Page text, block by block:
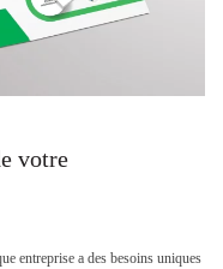
votre
entreprise a des besoins uniques